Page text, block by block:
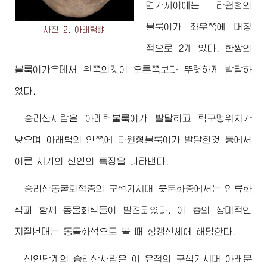
사진 2. 아래턱뼈
면가까이에는 타원형의
불룩이가 좌우쪽에 대칭
적으로 2개 있다. 한쌍의
불룩이가운데서 왼쪽의것이 오른쪽보다 뚜렷하게 발달하
였다.
승리산사람은 아래턱불룩이가 발달하고 턱구멍위치가
낮으며 아래턱의 안쪽에 타원형불룩이가 발달한것 등에서
이른 시기의 신인의 특징을 나타낸다.
승리산동굴퇴적층의 구석기시대 웃문화층에서는 인류화
석과 함께 동물화석들이 발견되였다. 이 층의 상대적인
지질년대는 동물화석으로 볼 때 상갱신세에 해당한다.
신인단계의 승리산사람은 이 유적의 구석기시대 아래문